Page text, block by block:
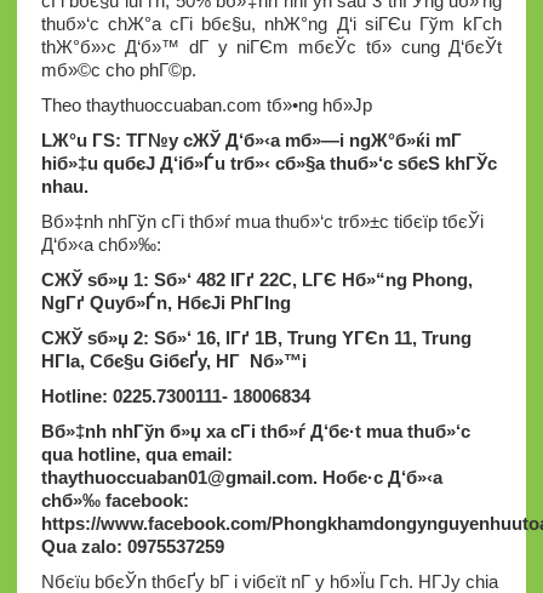
thuб»‘c chЖ°a cГі bбє§u, nhЖ°ng Д‘i siГЄu Гўm kГ­ch
thЖ°б»›c Д‘б»™ dГ y niГЄm mбєЎc tб»­ cung Д‘бєЎt
mб»©c cho phГ©p.
Theo thaythuoccuaban.com tб»•ng hб»Јp
LЖ°u ГЅ: TГ№y cЖЎ Д‘б»‹a mб»—i ngЖ°б»ќi mГ
hiб»‡u quбєЈ Д‘iб»Ѓu trб»‹ cб»§a thuб»‘c sбєЅ khГЎc
nhau.
Bб»‡nh nhГўn cГі thб»ѓ mua thuб»‘c trб»±c tiбєїp tбєЎi
Д‘б»‹a chб»‰:
CЖЎ sб»џ 1: Sб»‘ 482 lГґ 22C, LГЄ Hб»“ng Phong,
NgГґ Quyб»Ѓn, HбєЈi PhГІng
CЖЎ sб»џ 2: Sб»‘ 16, lГґ 1B, Trung YГЄn 11, Trung
HГІa, Cбє§u GiбєҐy, HГ Nб»™i
Hotline: 0225.7300111- 18006834
Bб»‡nh nhГўn б»џ xa cГі thб»ѓ Д‘бє·t mua thuб»‘c
qua hotline, qua email:
thaythuoccuaban01@gmail.com. Hoбє·c Д‘б»‹a
chб»‰ facebook:
https://www.facebook.com/
Qua zalo: 0975537259
Nбєїu bбєЎn thбєҐy bГ i viбєїt nГ y hб»Їu Г­ch. HГЈy chia